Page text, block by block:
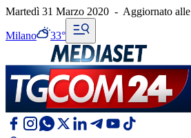
Martedì 31 Marzo 2020 - Aggiornato alle
Milano 33°